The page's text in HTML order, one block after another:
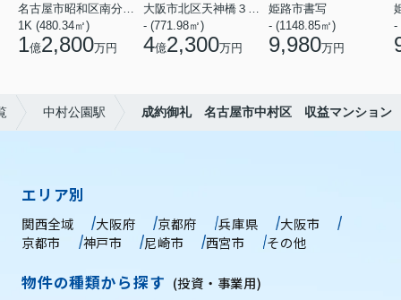
1K (480.34㎡)
1億2,800万円
- (771.98㎡)
4億2,300万円
姫路市書写
- (1148.85㎡)
9,980万円
-
中村公園駅 成約御礼 名古屋市中村区 収益マンション
エリア別
関西全域 大阪府 京都府 兵庫県
大阪市
京都市
神戸市 尼崎市 西宮市 その他
物件の種類から探す (投資・事業用)